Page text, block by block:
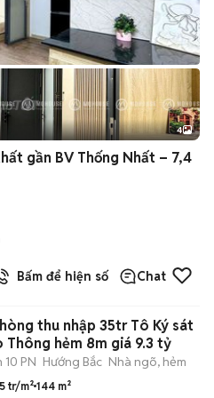
4
gần BV Thống Nhất – 7,4
Bấm để hiện số Chat
Thông hẻm 8m giá 9.3 tỷ
PN Hướng Bắc Nhà ngõ, hẻm
tr/m² 144 m²